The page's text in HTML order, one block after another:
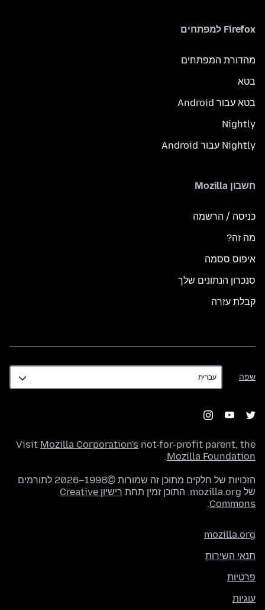
Firefox למפתחים
מהדורת המפתחים
בטא
בטא עבור Android
Nightly
Nightly עבור Android
חשבון Mozilla
כניסה / הרשמה
מה זה?
איפוס ססמה
סנכרון הנתונים שלך
קבלת עזרה
שפה
שפה
Visit Mozilla Corporation's not-for-profit parent, the
Mozilla Foundation
.
הזכויות של חלקים מתוכן זה שמורות ©1998–2026 לתורמים
של mozilla.org. התוכן זמין תחת
רישיון Creative
Commons
.
mozilla.org
תנאי השירות
פרטיות
עוגיות